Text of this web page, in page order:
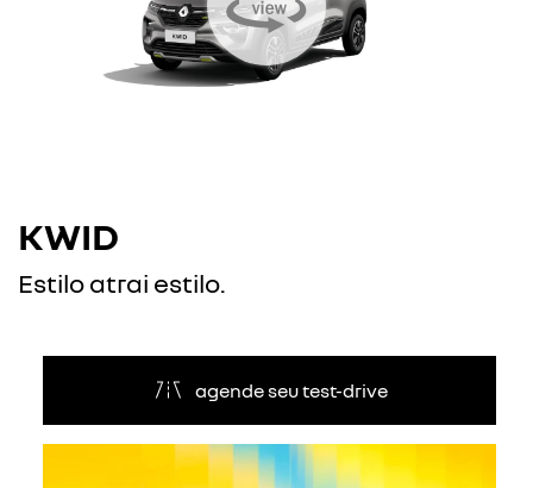
KWID
Estilo atrai estilo.
agende seu test-drive